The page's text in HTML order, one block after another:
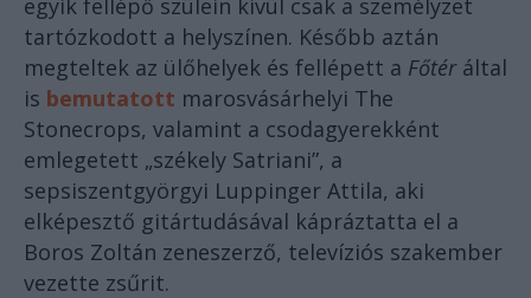
tartózkodott a helyszínen. Később aztán
megteltek az ülőhelyek és fellépett a Főtér által
is bemutatott marosvásárhelyi The
Stonecrops, valamint a csodagyerekként
emlegetett „székely Satriani”, a
sepsiszentgyörgyi Luppinger Attila, aki
elképesztő gitártudásával kápráztatta el a
Boros Zoltán zeneszerző, televíziós szakember
vezette zsűrit.